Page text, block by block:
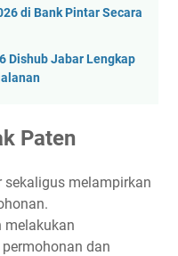
di Bank Pintar Secara
Dishub Jabar Lengkap
Paten
melampirkan
melakukan
dan